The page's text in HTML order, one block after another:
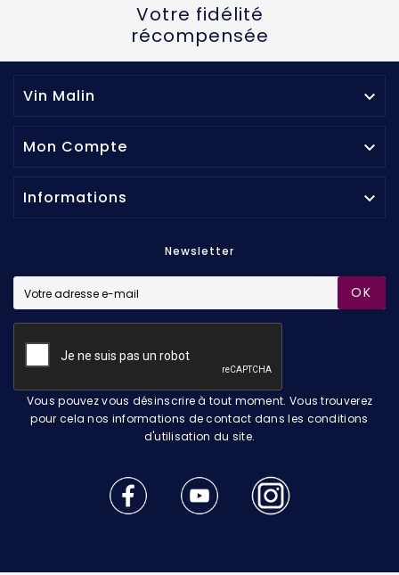
Votre fidélité
récompensée
Vin Malin 
Mon Compte 
Informations 
Newsletter
OK
Vous pouvez vous désinscrire à tout moment. Vous trouverez
pour cela nos informations de contact dans les conditions
d'utilisation du site.